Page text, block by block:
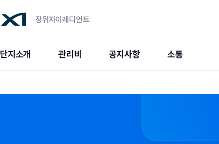
장위자이레디언트
단지소개 관리비 공지사항 소통